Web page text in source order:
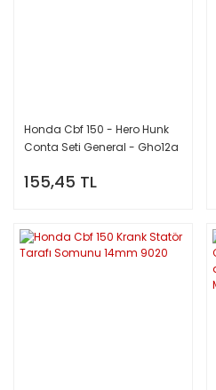
Honda Cbf 150 - Hero Hunk
Conta Seti General - Gho12a
155,45 TL